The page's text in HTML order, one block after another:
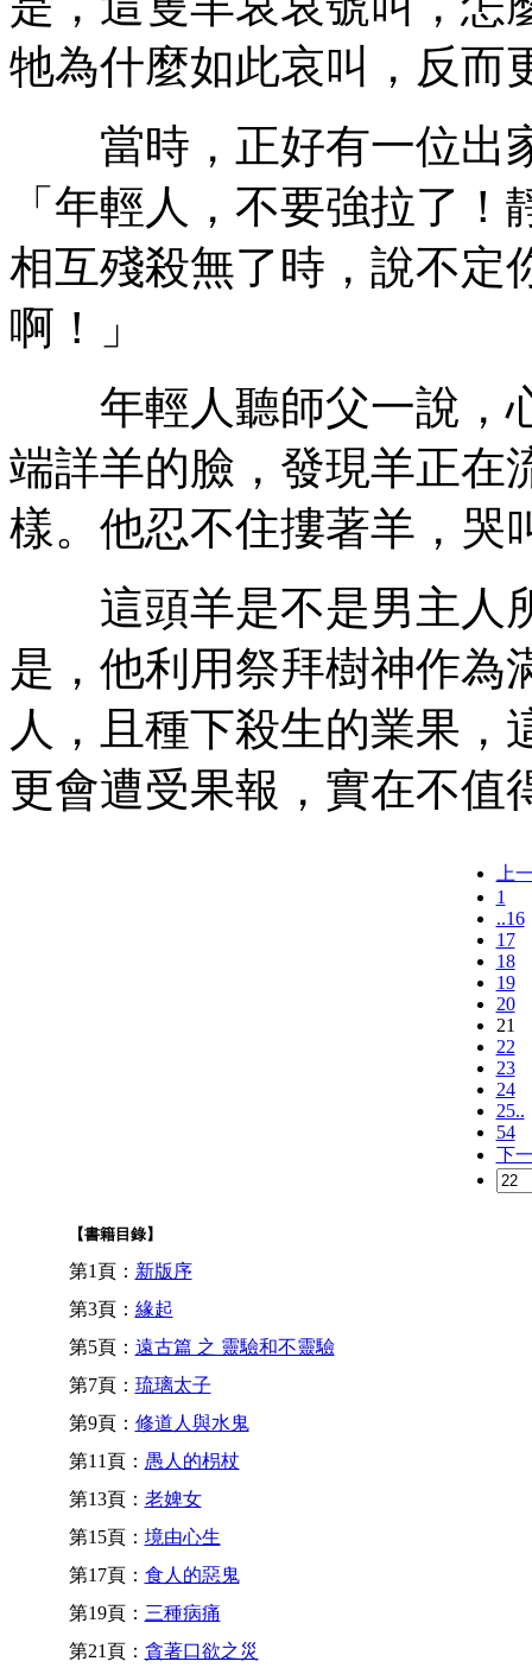
牠為什麼如此哀叫，反而
當時，正好有一位出
「年輕人，不要強拉了
相互殘殺無了時，說不定
啊！」
年輕人聽師父一說，
端詳羊的臉，發現羊正在
樣。他忍不住摟著羊，哭
這頭羊是不是男主人
是，他利用祭拜樹神作為
人，且種下殺生的業果，
更會遭受果報，實在不值
上
1
..16
17
18
19
20
21
22
23
24
25..
54
下
【書籍目錄】
第1頁： 新版序
第3頁： 緣起
第5頁： 遠古篇 之 靈驗和不靈驗
第7頁： 琉璃太子
第9頁： 修道人與水鬼
第11頁： 愚人的枴杖
第13頁： 老婢女
第15頁： 境由心生
第17頁： 食人的惡鬼
第19頁： 三種病痛
第21頁： 貪著口欲之災